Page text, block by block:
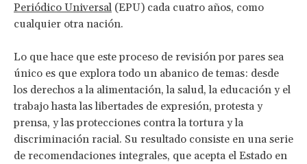
Periódico Universal (EPU) cada cuatro años, como
cualquier otra nación.
Lo que hace que este proceso de revisión por pares sea
único es que explora todo un abanico de temas: desde
los derechos a la alimentación, la salud, la educación y el
trabajo hasta las libertades de expresión, protesta y
prensa, y las protecciones contra la tortura y la
discriminación racial. Su resultado consiste en una serie
de recomendaciones integrales, que acepta el Estado en